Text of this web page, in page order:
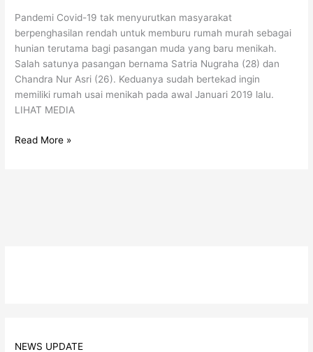
Pandemi Covid-19 tak menyurutkan masyarakat
berpenghasilan rendah untuk memburu rumah murah sebagai
hunian terutama bagi pasangan muda yang baru menikah.
Salah satunya pasangan bernama Satria Nugraha (28) dan
Chandra Nur Asri (26). Keduanya sudah bertekad ingin
memiliki rumah usai menikah pada awal Januari 2019 lalu.
LIHAT MEDIA
Read More »
NEWS UPDATE